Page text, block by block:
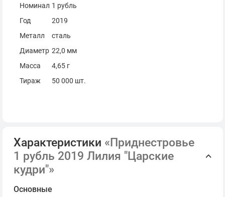
Номинал 1 рубль
Год
2019
Металл
сталь
Диаметр 22,0 мм
Масса
4,65 г
Тираж
50 000 шт.
Характеристики «Приднестровье
1 рубль 2019 Лилия "Царские
кудри"»
Основные